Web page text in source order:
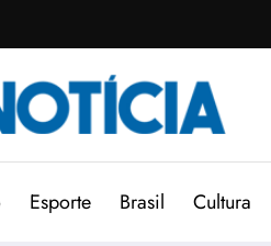
Esporte Brasil Cultura